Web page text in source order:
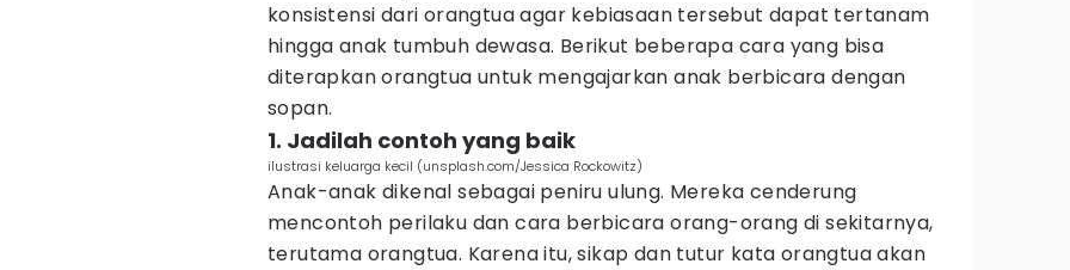
konsistensi dari orangtua agar kebiasaan tersebut dapat tertanam
hingga anak tumbuh dewasa. Berikut beberapa cara yang bisa
diterapkan orangtua untuk mengajarkan anak berbicara dengan
sopan.
1. Jadilah contoh yang baik
ilustrasi keluarga kecil (unsplash.com/Jessica Rockowitz)
Anak-anak dikenal sebagai peniru ulung. Mereka cenderung
mencontoh perilaku dan cara berbicara orang-orang di sekitarnya,
terutama orangtua. Karena itu, sikap dan tutur kata orangtua akan